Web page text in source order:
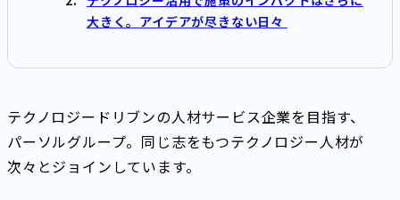
大きく。アイデアが尽きない日々
テクノロジードリブンの人材サービス企業を目指す、
パーソルグループ。同じ志をもつテクノロジー人材が
次々とジョインしています。